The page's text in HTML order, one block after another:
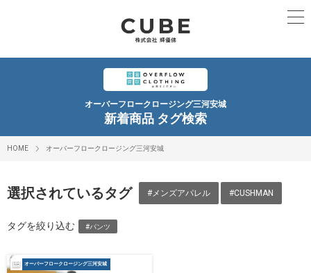
オーバーフロークロージング三河安城
新着商品 タグ検索
HOME オーバーフロークロージング三河安城
選択されているタグ #メンズアパレル #CUSHMAN
タグを絞り込む #パンツ
オーバーフロークロージング三河安城